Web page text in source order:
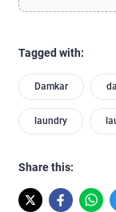
Tagged with:
Damkar
laundry
Share this: